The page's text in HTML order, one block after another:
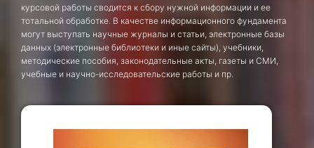
курсовой работы сводится к сбору нужной информации и ее
тотальной обработке. В качестве информационного фундамента
могут выступать научные журналы и статьи, электронные базы
данных (электронные библиотеки и иные сайты), учебники,
методические пособия, законодательные акты, газеты и СМИ,
учебные и научно-исследовательские работы и пр.